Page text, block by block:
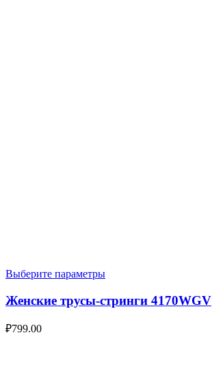
Выберите параметры
Женские трусы-стринги 4170WGV
₽799.00